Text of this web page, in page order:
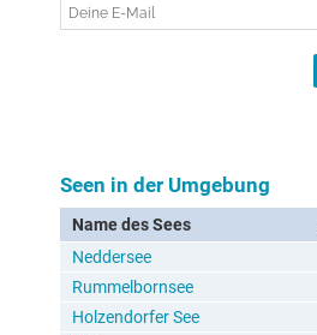
Seen in der Umgebung
Name des Sees
Neddersee
Rummelbornsee
Holzendorfer See